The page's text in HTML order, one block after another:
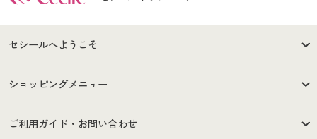
セシールへようこそ
はじめての方へ
セシールご利用規約
ショッピングメニュー
商品カテゴリ
ご利用ガイド・お問い合わせ